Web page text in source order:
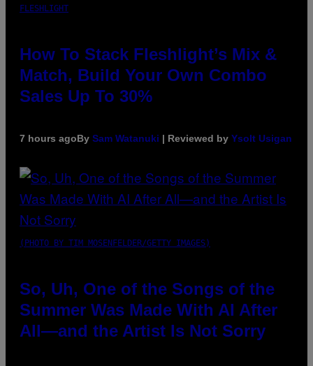
FLESHLIGHT
How To Stack Fleshlight’s Mix &
Match, Build Your Own Combo
Sales Up To 30%
7 hours agoBy Sam Watanuki | Reviewed by Ysolt Usigan
(PHOTO BY TIM MOSENFELDER/GETTY IMAGES)
So, Uh, One of the Songs of the
Summer Was Made With AI After
All—and the Artist Is Not Sorry